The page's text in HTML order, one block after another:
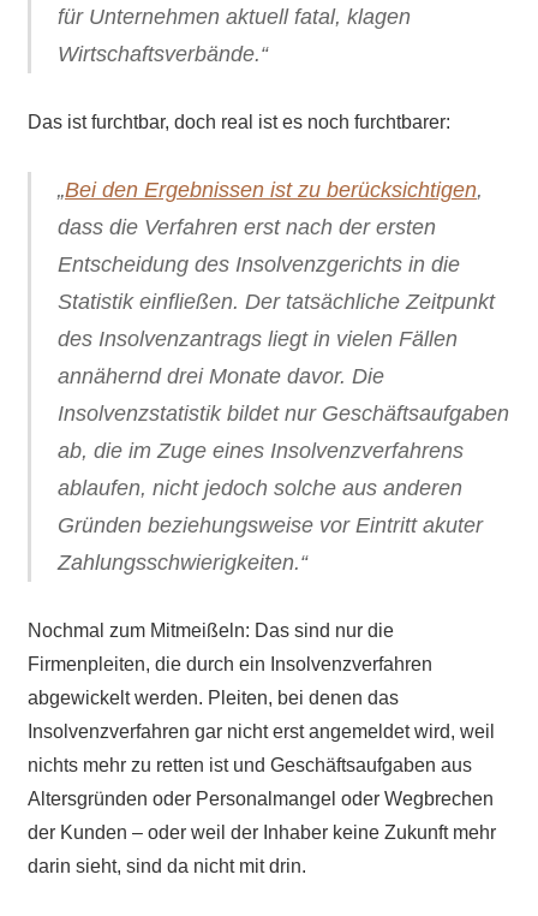
für Unternehmen aktuell fatal, klagen
Wirtschaftsverbände.“
Das ist furchtbar, doch real ist es noch furchtbarer:
„Bei den Ergebnissen ist zu berücksichtigen,
dass die Verfahren erst nach der ersten
Entscheidung des Insolvenzgerichts in die
Statistik einfließen. Der tatsächliche Zeitpunkt
des Insolvenzantrags liegt in vielen Fällen
annähernd drei Monate davor. Die
Insolvenzstatistik bildet nur Geschäftsaufgaben
ab, die im Zuge eines Insolvenzverfahrens
ablaufen, nicht jedoch solche aus anderen
Gründen beziehungsweise vor Eintritt akuter
Zahlungsschwierigkeiten.“
Nochmal zum Mitmeißeln: Das sind nur die
Firmenpleiten, die durch ein Insolvenzverfahren
abgewickelt werden. Pleiten, bei denen das
Insolvenzverfahren gar nicht erst angemeldet wird, weil
nichts mehr zu retten ist und Geschäftsaufgaben aus
Altersgründen oder Personalmangel oder Wegbrechen
der Kunden – oder weil der Inhaber keine Zukunft mehr
darin sieht, sind da nicht mit drin.